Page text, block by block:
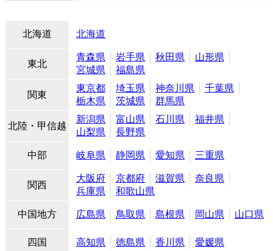
北海道 北海道
東北
青森県 岩手県 秋田県
山形県
宮城県
福島県
関東
東京都 埼玉県 神奈川県
千葉県
栃木県
茨城県 群馬県
北陸・甲信越
新潟県 富山県 石川県
福井県
山梨県
長野県
中部 岐阜県 静岡県 愛知県 三重県
関西
大阪府 京都府 滋賀県
奈良県
兵庫県
和歌山県
中国地方 広島県 鳥取県 島根県 岡山県 山口県
四国 高知県 徳島県 香川県 愛媛県